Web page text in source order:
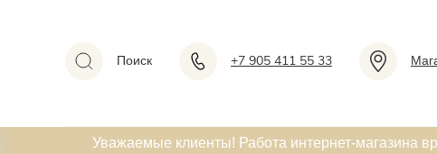
Поиск +7 905 411 55 33
Уважаемые клиенты! Работа интернет-магазина